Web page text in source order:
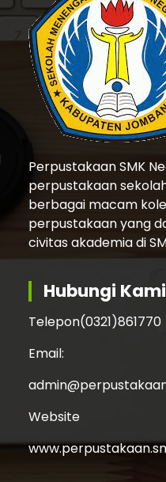
Perpustakaan SMK
perpustakaan
berbagai macam
perpustakaan yang
civitas akademia di
Hubungi Kami
Telepon(0321)861770
Email:
Website